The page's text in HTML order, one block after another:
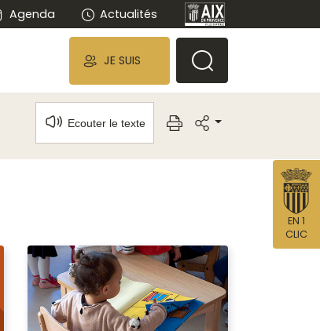
Agenda Actualités
JE SUIS
Ecouter le texte
EN 1
CLIC